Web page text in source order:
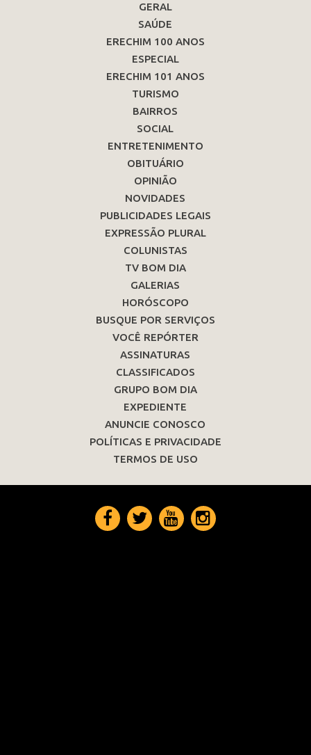
GERAL
SAÚDE
ERECHIM 100 ANOS
ESPECIAL
ERECHIM 101 ANOS
TURISMO
BAIRROS
SOCIAL
ENTRETENIMENTO
OBITUÁRIO
OPINIÃO
NOVIDADES
PUBLICIDADES LEGAIS
EXPRESSÃO PLURAL
COLUNISTAS
TV BOM DIA
GALERIAS
HORÓSCOPO
BUSQUE POR SERVIÇOS
VOCÊ REPÓRTER
ASSINATURAS
CLASSIFICADOS
GRUPO BOM DIA
EXPEDIENTE
ANUNCIE CONOSCO
POLÍTICAS E PRIVACIDADE
TERMOS DE USO